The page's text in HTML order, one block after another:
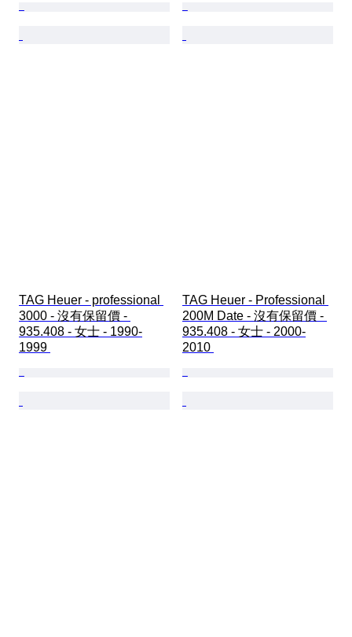
TAG Heuer - professional
3000 - 沒有保留價 -
935.408 - 女士 - 1990-
1999
TAG Heuer - Professional
200M Date - 沒有保留價 -
935.408 - 女士 - 2000-
2010